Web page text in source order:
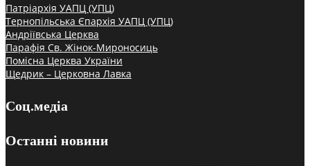
Патріархія УАПЦ (УПЦ)
Тернопільська Єпархія УАПЦ (УПЦ)
Андріївська Церква
Парафія Св. Жінок-Мироносиць
Помісна Церква України
Щедрик – Церковна Лавка
Соц.медіа
Останні новини